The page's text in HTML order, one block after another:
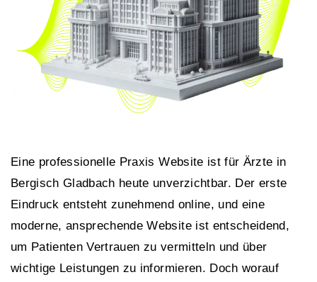
Eine professionelle Praxis Website ist für Ärzte in
Bergisch Gladbach heute unverzichtbar. Der erste
Eindruck entsteht zunehmend online, und eine
moderne, ansprechende Website ist entscheidend,
um Patienten Vertrauen zu vermitteln und über
wichtige Leistungen zu informieren. Doch worauf